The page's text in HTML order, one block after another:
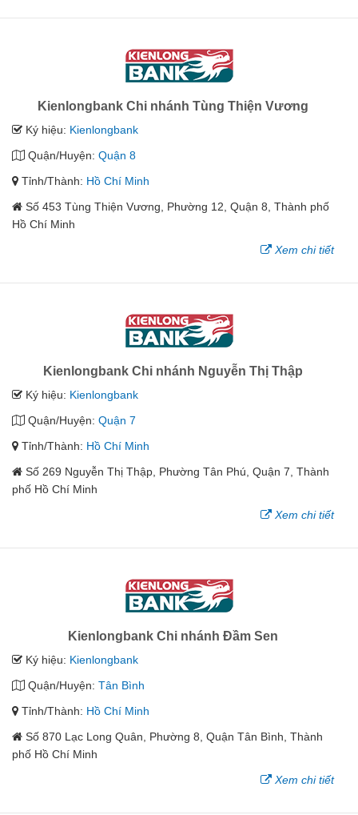
Kienlongbank Chi nhánh Tùng Thiện Vương
Ký hiệu: Kienlongbank
Quận/Huyện: Quận 8
Tỉnh/Thành: Hồ Chí Minh
Số 453 Tùng Thiện Vương, Phường 12, Quận 8, Thành phố
Hồ Chí Minh
Xem chi tiết
Kienlongbank Chi nhánh Nguyễn Thị Thập
Ký hiệu: Kienlongbank
Quận/Huyện: Quận 7
Tỉnh/Thành: Hồ Chí Minh
Số 269 Nguyễn Thị Thập, Phường Tân Phú, Quận 7, Thành
phố Hồ Chí Minh
Xem chi tiết
Kienlongbank Chi nhánh Đầm Sen
Ký hiệu: Kienlongbank
Quận/Huyện: Tân Bình
Tỉnh/Thành: Hồ Chí Minh
Số 870 Lạc Long Quân, Phường 8, Quận Tân Bình, Thành
phố Hồ Chí Minh
Xem chi tiết